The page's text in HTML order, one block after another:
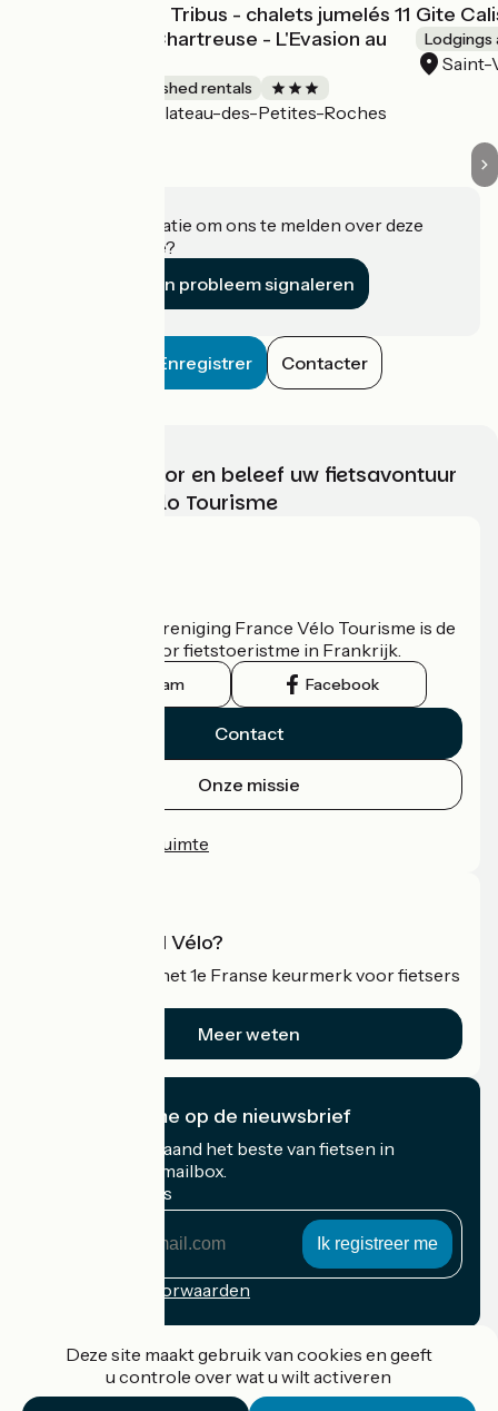
Les Chalets des Tribus - chalets jumelés 11
à 15 places en Chartreuse - L'Evasion au
Lodgings and furnished rentals
Plateau-des-Petites-Roches
Gite
Lodgings
Heeft u informatie om ons te melden over deze
accommodatie?
Een probleem signaleren
Enregistrer Contacter
Kies, bereid voor en beleef uw fietsavontuur
met France Vélo Tourisme
De nationale vereniging France Vélo Tourisme is de
officiële gids voor fietstoeristme in Frankrijk.
Instagram Facebook
Contact
Onze missie
Professionele ruimte
Wat is Accueil Vélo?
Accueil Vélo is het 1e Franse keurmerk voor fietsers
Meer weten
Ik abonneer me op de nieuwsbrief
Ontvang elke maand het beste van fietsen in
Frankrijk in uw mailbox.
Mijn e-mailadres
Inschrijvingsvoorwaarden
Deze site maakt gebruik van cookies en geeft
u controle over wat u wilt activeren